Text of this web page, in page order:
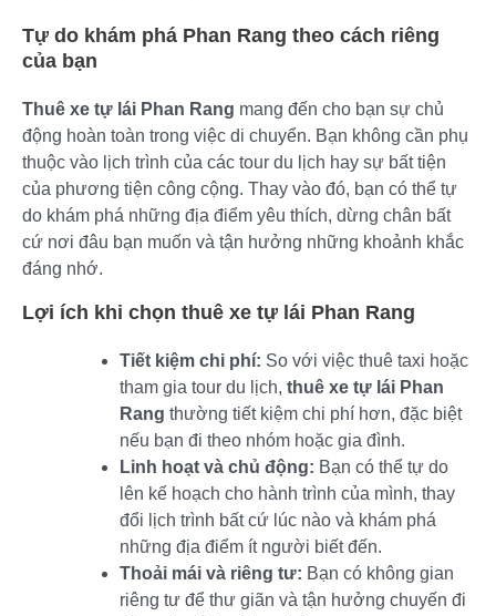
Tự do khám phá Phan Rang theo cách riêng
của bạn
Thuê xe tự lái Phan Rang mang đến cho bạn sự chủ
động hoàn toàn trong việc di chuyển. Bạn không cần phụ
thuộc vào lịch trình của các tour du lịch hay sự bất tiện
của phương tiện công cộng. Thay vào đó, bạn có thể tự
do khám phá những địa điểm yêu thích, dừng chân bất
cứ nơi đâu bạn muốn và tận hưởng những khoảnh khắc
đáng nhớ.
Lợi ích khi chọn thuê xe tự lái Phan Rang
Tiết kiệm chi phí: So với việc thuê taxi hoặc
tham gia tour du lịch, thuê xe tự lái Phan
Rang thường tiết kiệm chi phí hơn, đặc biệt
nếu bạn đi theo nhóm hoặc gia đình.
Linh hoạt và chủ động: Bạn có thể tự do
lên kế hoạch cho hành trình của mình, thay
đổi lịch trình bất cứ lúc nào và khám phá
những địa điểm ít người biết đến.
Thoải mái và riêng tư: Bạn có không gian
riêng tư để thư giãn và tận hưởng chuyến đi